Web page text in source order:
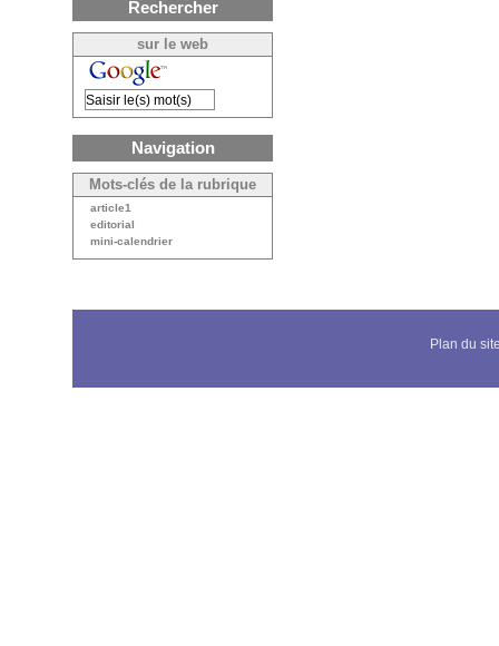
Rechercher
sur le web
Navigation
Mots-clés de la rubrique
article1
editorial
mini-calendrier
Plan du